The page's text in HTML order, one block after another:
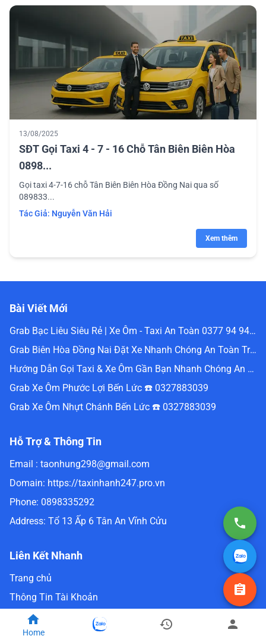
13/08/2025
SĐT Gọi Taxi 4 - 7 - 16 Chỗ Tân Biên Biên Hòa
0898...
Gọi taxi 4-7-16 chỗ Tân Biên Biên Hòa Đồng Nai qua số
089833...
Tác Giả: Nguyễn Văn Hải
Xem thêm
Home
Bài Viết Mới
Grab Bạc Liêu Siêu Rẻ | Xe Ôm - Taxi An Toàn 0377 94 94 94
Grab Biên Hòa Đồng Nai Đặt Xe Nhanh Chóng An Toàn Trực Tuyến 0336488240
Hướng Dẫn Gọi Taxi & Xe Ôm Gần Bạn Nhanh Chóng An Toàn Nhất Website Đặt Grab Miền Nam 0336488240
Grab Xe Ôm Phước Lợi Bến Lức ☎️ 0327883039
Grab Xe Ôm Nhựt Chánh Bến Lức ☎️ 0327883039
Hỗ Trợ & Thông Tin
Email : taonhung298@gmail.com
Domain: https://taxinhanh247.pro.vn
Phone: 0898335292
Address: Tổ 13 Ấp 6 Tân An Vĩnh Cửu
Liên Kết Nhanh
Trang chủ
Thông Tin Tài Khoản
Tất Cả Bài Viết
Đặt Xe